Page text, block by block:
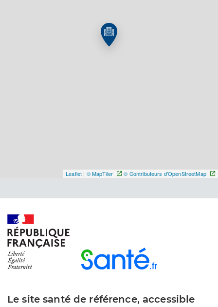
Leaflet | © MapTiler © Contributeurs d'OpenStreetMap
Le site santé de référence, accessible